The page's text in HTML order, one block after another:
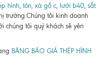
hình, tôn, xà gồ c, lưới b40, sắt
trường.Chúng tôi kinh doanh
chúng tôi quý khách sẽ yên
BẢNG BÁO GIÁ THÉP HÌNH